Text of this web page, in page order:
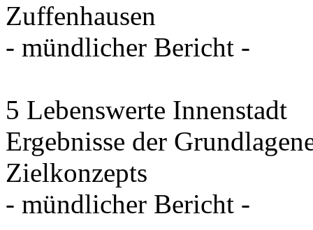
Zuffenhausen
- mündlicher Bericht -
5 Lebenswerte Innenstadt
Ergebnisse der
Zielkonzepts
- mündlicher Bericht -